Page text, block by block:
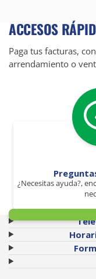
ACCESOS
Paga tus facturas,
arrendamiento o
¿Necesitas ayuda?,